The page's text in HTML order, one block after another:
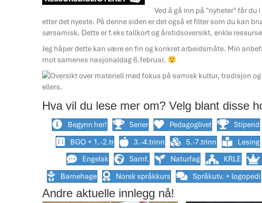
Ved å gå inn på "nyheter" får du
etter det nyeste. På denne siden er det også et filter som du kan
sørsamisk. Dette er f.eks tallkort og årstidsoversikt, enkle
Jeg håper dette kan være en fin og konkret arbeidsmåte. Min
mot samenes nasjonaldag 6.februar.
Hva vil du lese mer om? Velg blant disse
Begynn her! Serier Pedagoglivet Stipend
BGO + 1.-2.tr
3.-4.trinn 5.-7.trinn Lesing
Engelsk
Samf. Naturfag KRLE
Barnehage
Norsk språkkurs Språkutv. + logopedi
Andre aktuelle innlegg nå!